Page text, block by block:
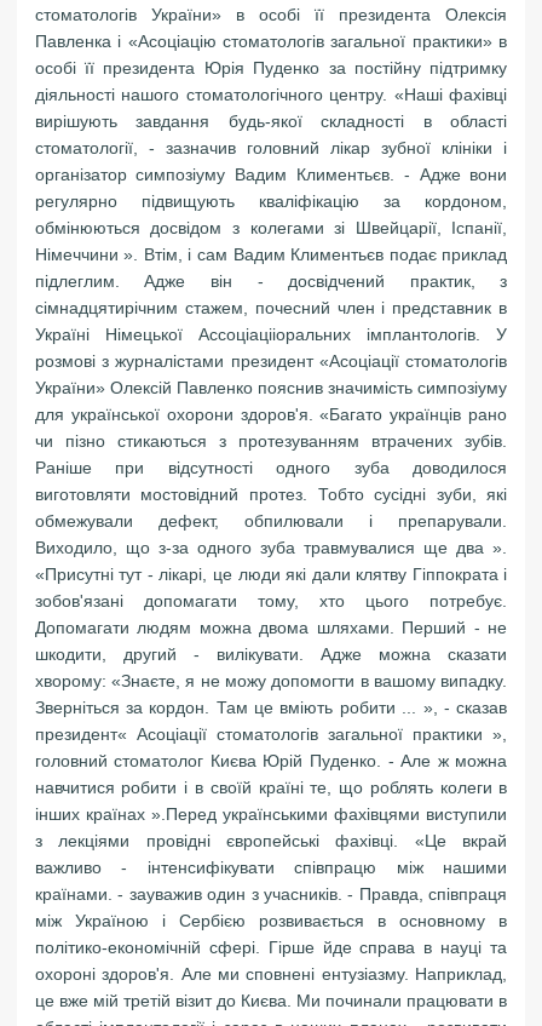
стоматологів України» в особі її президента Олексія
Павленка і «Асоціацію стоматологів загальної практики» в
особі її президента Юрія Пуденко за постійну підтримку
діяльності нашого стоматологічного центру. «Наші фахівці
вирішують завдання будь-якої складності в області
стоматології, - зазначив головний лікар зубної клініки і
організатор симпозіуму Вадим Климентьєв. - Адже вони
регулярно підвищують кваліфікацію за кордоном,
обмінюються досвідом з колегами зі Швейцарії, Іспанії,
Німеччини ». Втім, і сам Вадим Климентьєв подає приклад
підлеглим. Адже він - досвідчений практик, з
сімнадцятирічним стажем, почесний член і представник в
Україні Німецької Ассоціацііоральних імплантологів. У
розмові з журналістами президент «Асоціації стоматологів
України» Олексій Павленко пояснив значимість симпозіуму
для української охорони здоров'я. «Багато українців рано
чи пізно стикаються з протезуванням втрачених зубів.
Раніше при відсутності одного зуба доводилося
виготовляти мостовідний протез. Тобто сусідні зуби, які
обмежували дефект, обпилювали і препарували.
Виходило, що з-за одного зуба травмувалися ще два ».
«Присутні тут - лікарі, це люди які дали клятву Гіппократа і
зобов'язані допомагати тому, хто цього потребує.
Допомагати людям можна двома шляхами. Перший - не
шкодити, другий - вилікувати. Адже можна сказати
хворому: «Знаєте, я не можу допомогти в вашому випадку.
Зверніться за кордон. Там це вміють робити ... », - сказав
президент« Асоціації стоматологів загальної практики »,
головний стоматолог Києва Юрій Пуденко. - Але ж можна
навчитися робити і в своїй країні те, що роблять колеги в
інших країнах ».Перед українськими фахівцями виступили
з лекціями провідні європейські фахівці. «Це вкрай
важливо - інтенсифікувати співпрацю між нашими
країнами. - зауважив один з учасників. - Правда, співпраця
між Україною і Сербією розвивається в основному в
політико-економічній сфері. Гірше йде справа в науці та
охороні здоров'я. Але ми сповнені ентузіазму. Наприклад,
це вже мій третій візит до Києва. Ми починали працювати в